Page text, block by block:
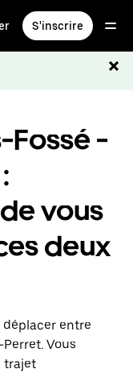
S'inscrire
Fossé -
vous
deux
déplacer entre
Vous
trajet